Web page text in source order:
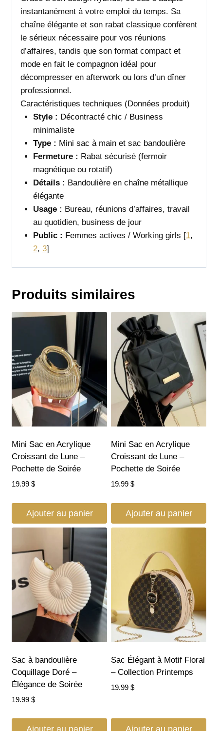
instantanément à votre emploi du temps. Sa
chaîne élégante et son rabat classique confèrent
le sérieux nécessaire pour vos réunions
d’affaires, tandis que son format compact et
mode en fait le compagnon idéal pour
décompresser en afterwork ou lors d’un dîner
professionnel.
Caractéristiques techniques (Données produit)
Style : Décontracté chic / Business
minimaliste
Type : Mini sac à main et sac bandoulière
Fermeture : Rabat sécurisé (fermoir
magnétique ou rotatif)
Détails : Bandoulière en chaîne métallique
élégante
Usage : Bureau, réunions d’affaires, travail
au quotidien, business de jour
Public : Femmes actives / Working girls [1,
2, 3]
Produits similaires
Mini Sac en Acrylique
Croissant de Lune –
Pochette de Soirée
19.99 $
Ajouter au panier
Mini Sac en Acrylique
Croissant de Lune –
Pochette de Soirée
19.99 $
Ajouter au panier
Sac à bandoulière
Coquillage Doré –
Élégance de Soirée
19.99 $
Ajouter au panier
Sac Élégant à Motif Floral
– Collection Printemps
19.99 $
Ajouter au panier